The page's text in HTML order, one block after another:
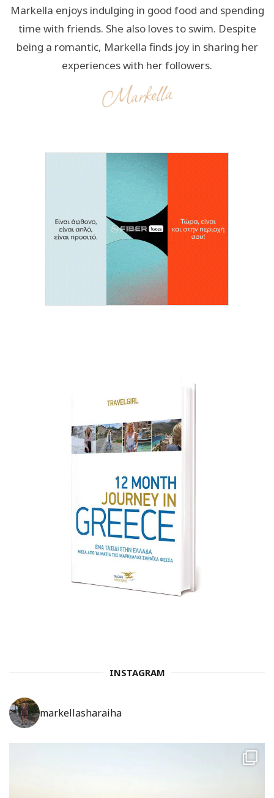
Markella enjoys indulging in good food and spending
time with friends. She also loves to swim. Despite
being a romantic, Markella finds joy in sharing her
experiences with her followers.
INSTAGRAM
markellasharaiha